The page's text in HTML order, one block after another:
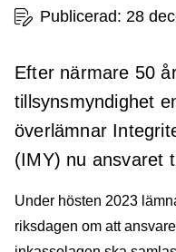
Publicerad: 28
Efter närmare 50
tillsynsmyndighet
överlämnar
(IMY) nu ansvaret
Under hösten 2023
riksdagen om att